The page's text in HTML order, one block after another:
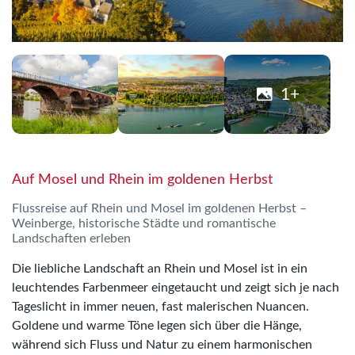
1+
Auf Mosel und Rhein im goldenen Herbst
Flussreise auf Rhein und Mosel im goldenen Herbst –
Weinberge, historische Städte und romantische
Landschaften erleben
Die liebliche Landschaft an Rhein und Mosel ist in ein
leuchtendes Farbenmeer eingetaucht und zeigt sich je nach
Tageslicht in immer neuen, fast malerischen Nuancen.
Goldene und warme Töne legen sich über die Hänge,
während sich Fluss und Natur zu einem harmonischen